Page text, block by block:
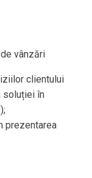
vânzări
clientului
soluției în
prezentarea